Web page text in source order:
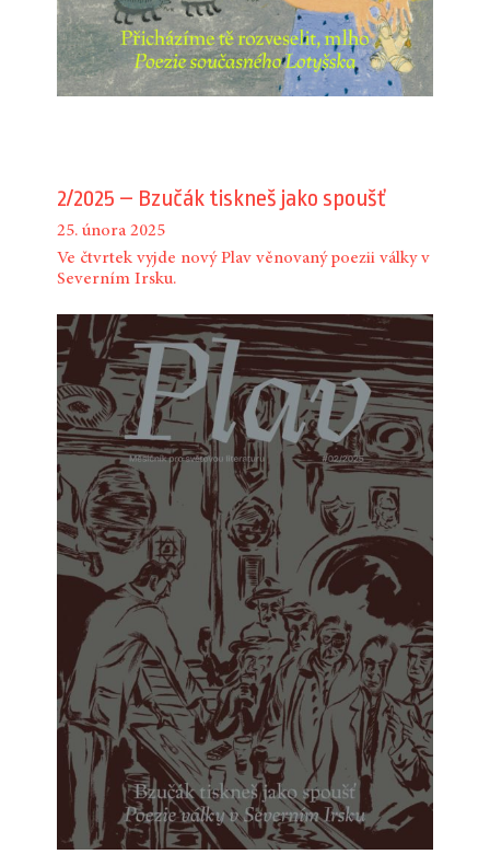
2/2025 – Bzučák tiskneš jako spoušť
25. února 2025
Ve čtvrtek vyjde nový Plav věnovaný poezii války v
Severním Irsku.